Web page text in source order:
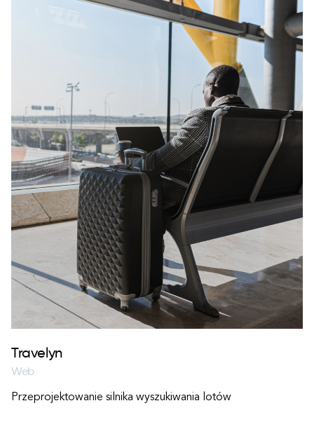
Travelyn
Web
Przeprojektowanie silnika wyszukiwania lotów